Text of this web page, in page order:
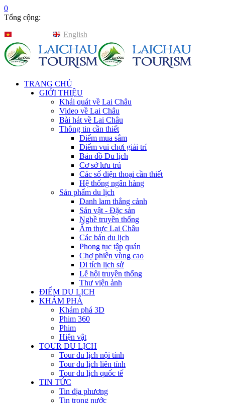
0
Tổng cộng:
English
TRANG CHỦ
GIỚI THIỆU
Khái quát về Lai Châu
Video về Lai Châu
Bài hát về Lai Châu
Thông tin cần thiết
Điểm mua sắm
Điểm vui chơi giải trí
Bản đồ Du lịch
Cơ sở lưu trú
Các số điện thoại cần thiết
Hệ thống ngân hàng
Sản phẩm du lịch
Danh lam thắng cảnh
Sản vật - Đặc sản
Nghề truyền thống
Ẩm thực Lai Châu
Các bản du lịch
Phong tục tập quán
Chợ phiên vùng cao
Di tích lịch sử
Lễ hội truyền thống
Thư viện ảnh
ĐIỂM DU LỊCH
KHÁM PHÁ
Khám phá 3D
Phim 360
Phim
Hiện vật
TOUR DU LỊCH
Tour du lịch nội tỉnh
Tour du lịch liên tỉnh
Tour du lịch quốc tế
TIN TỨC
Tin địa phương
Tin trong nước